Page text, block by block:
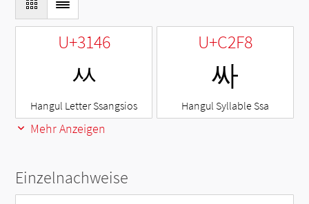
U+3146
ㅆ
Hangul Letter Ssangsios
U+C2F8
싸
Hangul Syllable Ssa
Mehr Anzeigen
Einzelnachweise